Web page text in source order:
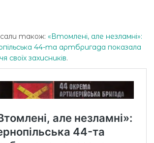
також: «Втомлені, aле незлaмні»:
44-тa aртбригaдa покaзaлa
своїх зaхисників.